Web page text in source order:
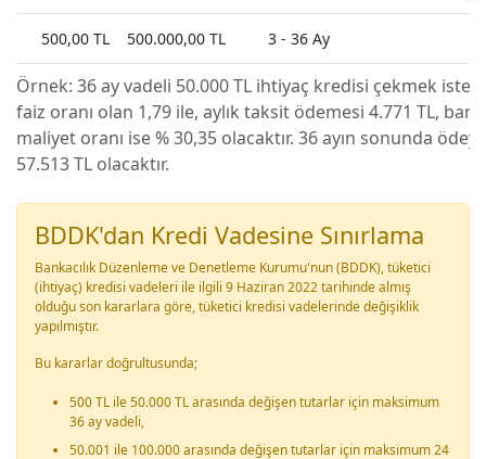
Örnek: 36 ay vadeli 50.000 TL ihtiyaç kredisi çekmek
faiz oranı olan 1,79 ile, aylık taksit ödemesi 4.771 TL,
maliyet oranı ise % 30,35 olacaktır. 36 ayın sonunda
57.513 TL olacaktır.
500,00 TL 500.000,00 TL 3 - 36 Ay
BDDK'dan Kredi Vadesine Sınırlama
Bankacılık Düzenleme ve Denetleme Kurumu'nun (BDDK), tüketici
(ihtiyaç) kredisi vadeleri ile ilgili 9 Haziran 2022 tarihinde almış
olduğu son kararlara göre, tüketici kredisi vadelerinde değişiklik
yapılmıştır.
Bu kararlar doğrultusunda;
500 TL ile 50.000 TL arasında değişen tutarlar için maksimum
36 ay vadeli,
50.001 ile 100.000 arasında değişen tutarlar için maksimum 24